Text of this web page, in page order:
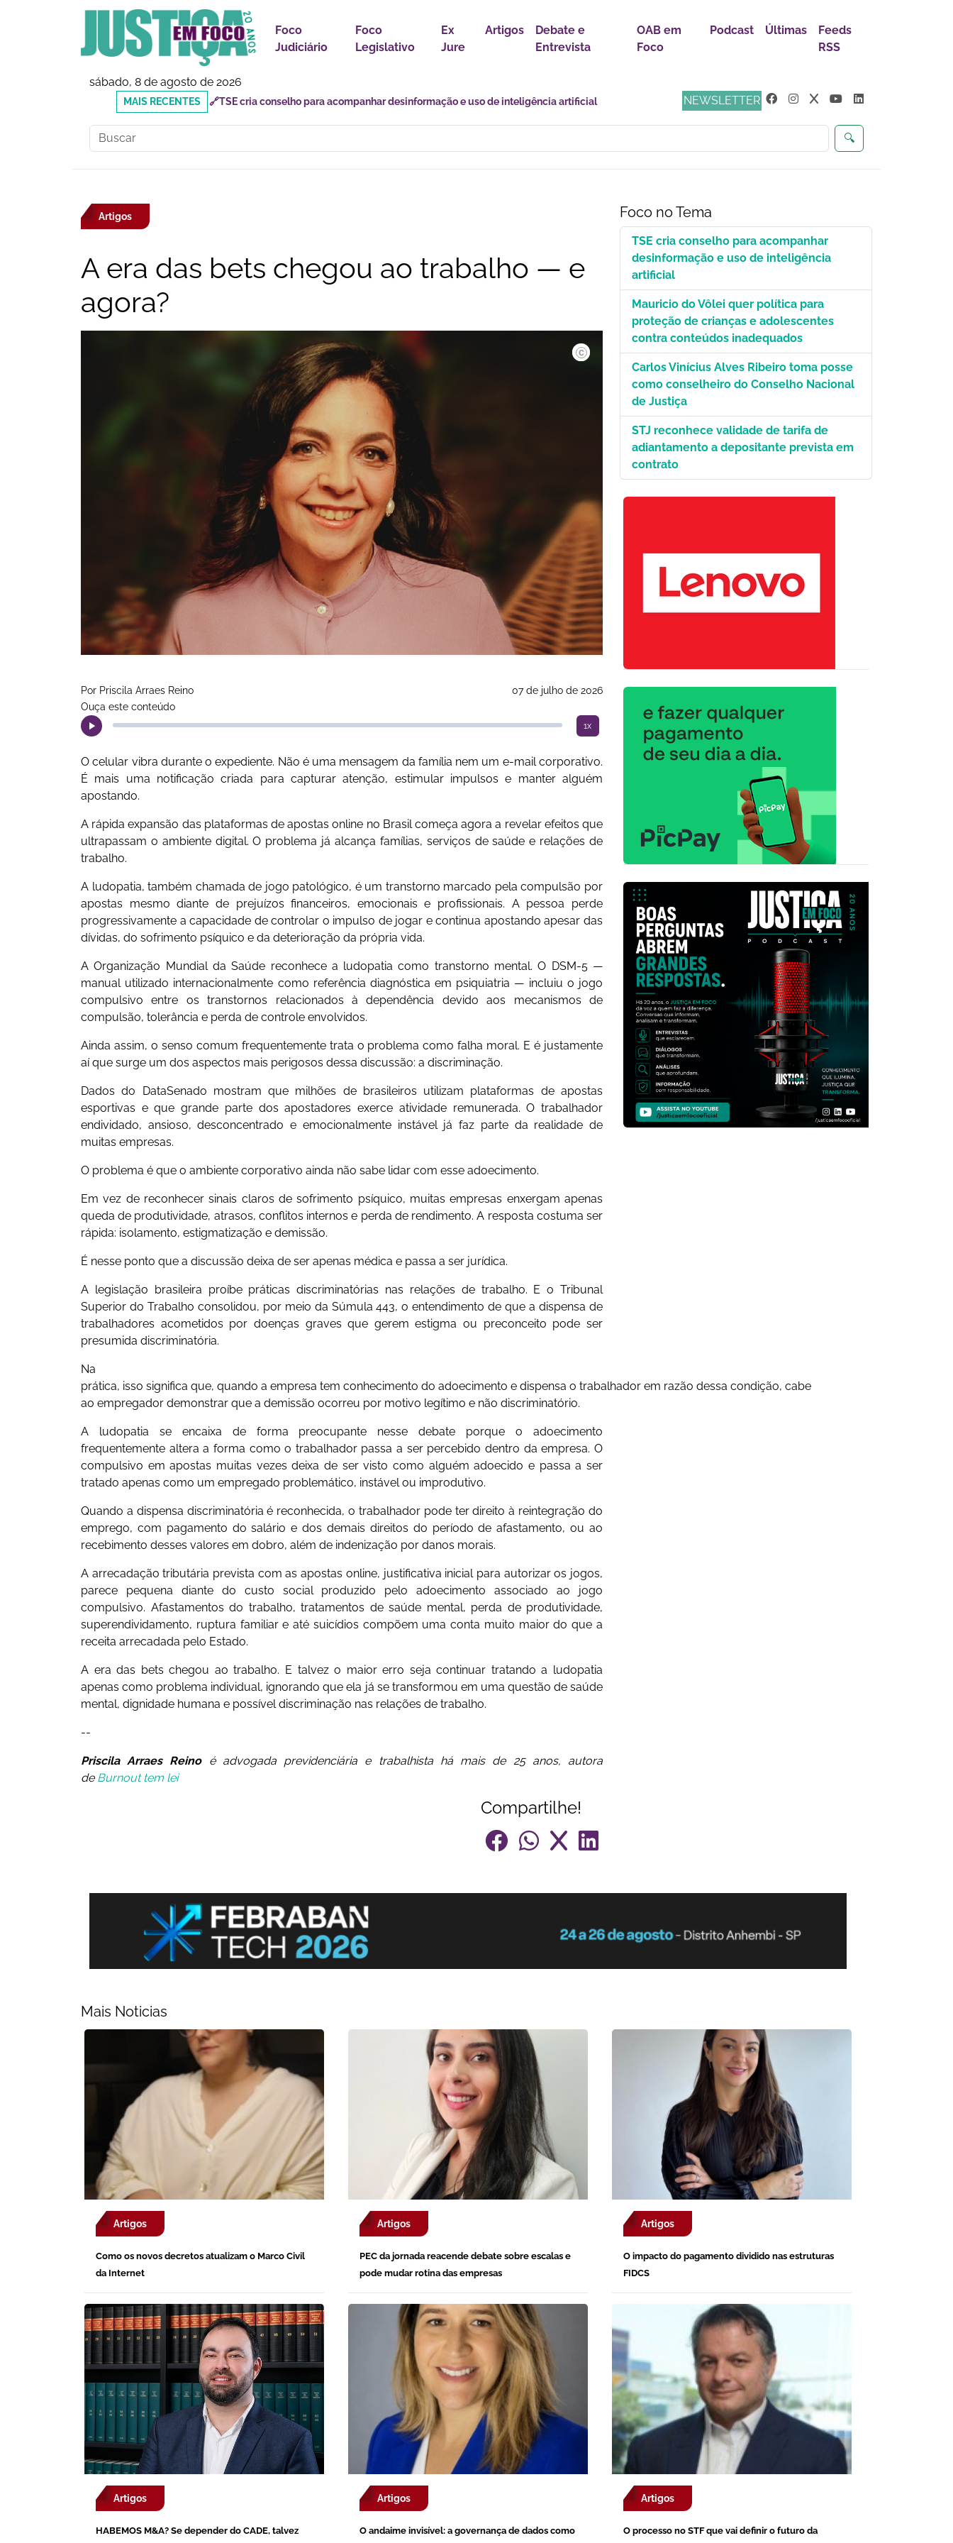
Foco
Judiciário
Foco
Legislativo
Ex
Jure
Artigos
Debate e
Entrevista
OAB em
Foco
Podcast Últimas
Feeds
RSS
sábado, 8 de agosto de 2026
NEWSLETTER
🔍
MAIS
RECENTES
🔗Mauricio do Vôlei quer política para proteção de crianças e adolescentes contra conteúdos
inadequados
Artigos
A era das bets chegou ao trabalho — e
agora?
Por Priscila Arraes Reino
07 de julho de 2026
Ouça este conteúdo
1x
O celular vibra durante o expediente. Não é uma mensagem da família nem um e-mail corporativo.
É mais uma notificação criada para capturar atenção, estimular impulsos e manter alguém
apostando.
A rápida expansão das plataformas de apostas online no Brasil começa agora a revelar efeitos que
ultrapassam o ambiente digital. O problema já alcança famílias, serviços de saúde e relações de
trabalho.
A ludopatia, também chamada de jogo patológico, é um transtorno marcado pela compulsão por
apostas mesmo diante de prejuízos financeiros, emocionais e profissionais. A pessoa perde
progressivamente a capacidade de controlar o impulso de jogar e continua apostando apesar das
dívidas, do sofrimento psíquico e da deterioração da própria vida.
A Organização Mundial da Saúde reconhece a ludopatia como transtorno mental. O DSM-5 —
manual utilizado internacionalmente como referência diagnóstica em psiquiatria — incluiu o jogo
compulsivo entre os transtornos relacionados à dependência devido aos mecanismos de
compulsão, tolerância e perda de controle envolvidos.
Ainda assim, o senso comum frequentemente trata o problema como falha moral. E é justamente
aí que surge um dos aspectos mais perigosos dessa discussão: a discriminação.
Dados do DataSenado mostram que milhões de brasileiros utilizam plataformas de apostas
esportivas e que grande parte dos apostadores exerce atividade remunerada. O trabalhador
endividado, ansioso, desconcentrado e emocionalmente instável já faz parte da realidade de
muitas empresas.
O problema é que o ambiente corporativo ainda não sabe lidar com esse adoecimento.
Em vez de reconhecer sinais claros de sofrimento psíquico, muitas empresas enxergam apenas
queda de produtividade, atrasos, conflitos internos e perda de rendimento. A resposta costuma ser
rápida: isolamento, estigmatização e demissão.
É nesse ponto que a discussão deixa de ser apenas médica e passa a ser jurídica.
A legislação brasileira proíbe práticas discriminatórias nas relações de trabalho. E o Tribunal
Superior do Trabalho consolidou, por meio da Súmula 443, o entendimento de que a dispensa de
trabalhadores acometidos por doenças graves que gerem estigma ou preconceito pode ser
presumida discriminatória.
Na
prática, isso significa que, quando a empresa tem conhecimento do adoecimento e dispensa o trabalhador em razão dessa condição, cabe
ao empregador demonstrar que a demissão ocorreu por motivo legítimo e não discriminatório.
A ludopatia se encaixa de forma preocupante nesse debate porque o adoecimento
frequentemente altera a forma como o trabalhador passa a ser percebido dentro da empresa. O
compulsivo em apostas muitas vezes deixa de ser visto como alguém adoecido e passa a ser
tratado apenas como um empregado problemático, instável ou improdutivo.
Quando a dispensa discriminatória é reconhecida, o trabalhador pode ter direito à reintegração do
emprego, com pagamento do salário e dos demais direitos do período de afastamento, ou ao
recebimento desses valores em dobro, além de indenização por danos morais.
A arrecadação tributária prevista com as apostas online, justificativa inicial para autorizar os jogos,
parece pequena diante do custo social produzido pelo adoecimento associado ao jogo
compulsivo. Afastamentos do trabalho, tratamentos de saúde mental, perda de produtividade,
superendividamento, ruptura familiar e até suicídios compõem uma conta muito maior do que a
receita arrecadada pelo Estado.
A era das bets chegou ao trabalho. E talvez o maior erro seja continuar tratando a ludopatia
apenas como problema individual, ignorando que ela já se transformou em uma questão de saúde
mental, dignidade humana e possível discriminação nas relações de trabalho.
--
Priscila Arraes Reino é advogada previdenciária e trabalhista há mais de 25 anos, autora
de Burnout tem lei
Compartilhe!
Foco no Tema
TSE cria conselho para acompanhar
desinformação e uso de inteligência
artificial
Mauricio do Vôlei quer política para
proteção de crianças e adolescentes
contra conteúdos inadequados
Carlos Vinícius Alves Ribeiro toma posse
como conselheiro do Conselho Nacional
de Justiça
STJ reconhece validade de tarifa de
adiantamento a depositante prevista em
contrato
Mais Noticias
Artigos
Como os novos decretos atualizam o Marco Civil
da Internet
Artigos
PEC da jornada reacende debate sobre escalas e
pode mudar rotina das empresas
Artigos
O impacto do pagamento dividido nas estruturas
FIDCS
Artigos
HABEMOS M&A? Se depender do CADE, talvez
Artigos
O andaime invisível: a governança de dados como
Artigos
O processo no STF que vai definir o futuro da